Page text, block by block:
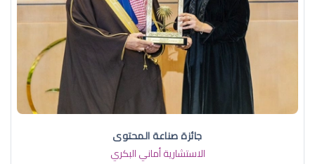
جائزة صناعة المحتوى
الاستشارية أماني البكري